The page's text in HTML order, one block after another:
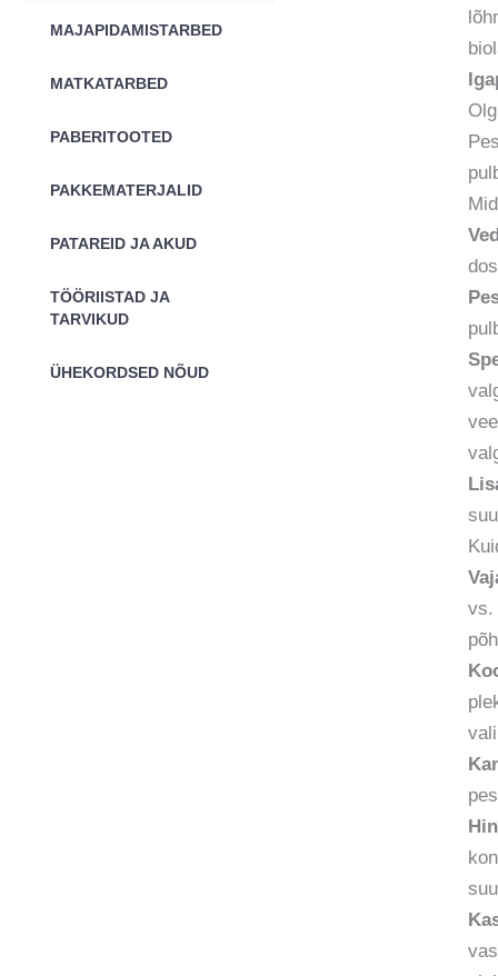
MAJAPIDAMISTARBED
MATKATARBED
PABERITOOTED
PAKKEMATERJALID
PATAREID JA AKUD
TÖÖRIISTAD JA
TARVIKUD
ÜHEKORDSED NÕUD
vs.